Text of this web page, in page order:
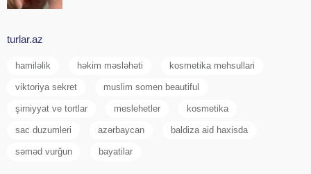
turlar.az
hamiləlik həkim məsləhəti kosmetika mehsullari
viktoriya sekret muslim somen beautiful
şirniyyat ve tortlar meslehetler kosmetika
sac duzumleri azərbaycan baldiza aid haxisda
səməd vurğun bayatilar